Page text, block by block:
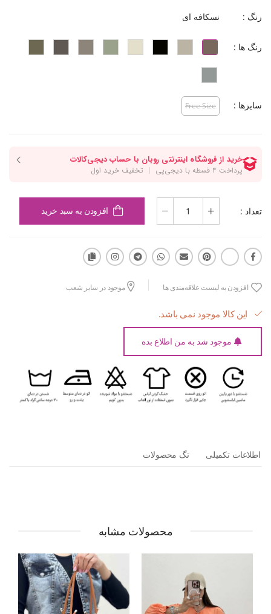
رنگ : نسکافه ای
رنگ ها :
سایزها : Free Size
تعداد : افزودن به سبد خرید
افزودن به لیست علاقه‌مندی ها موجود در سایر شعب
این کالا موجود نمی باشد.
موجود شد به من اطلاع بده
اطلاعات تکمیلی تگ محصولات
محصولات مشابه